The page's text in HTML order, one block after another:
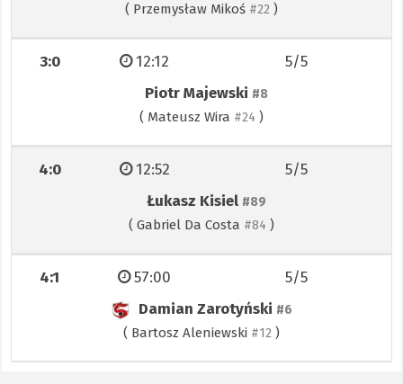
( Przemysław Mikoś #22 )
3:0
Piotr Majewski #8
( Mateusz Wira #24 )
5/5
12:12
4:0
Łukasz Kisiel #89
( Gabriel Da Costa #84 )
5/5
12:52
4:1
Damian Zarotyński #6
( Bartosz Aleniewski #12 )
5/5
57:00